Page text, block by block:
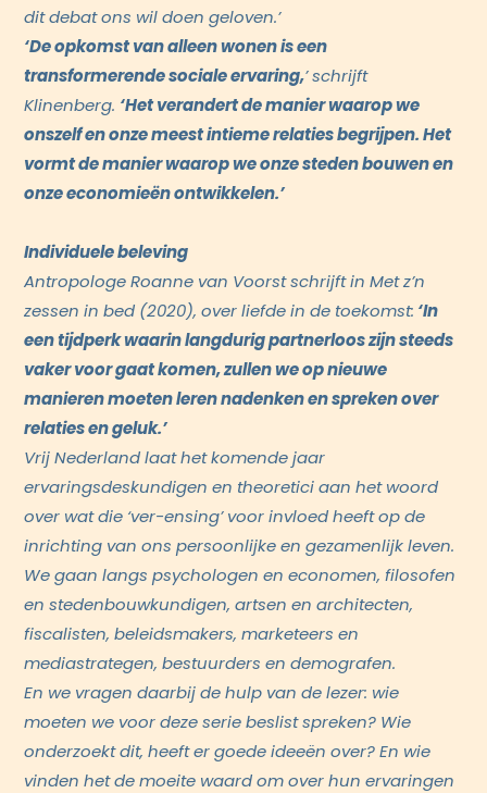
dit debat ons wil doen geloven.’
‘De opkomst van alleen wonen is een
transformerende sociale ervaring,’ schrijft
Klinenberg. ‘Het verandert de manier waarop we
onszelf en onze meest intieme relaties begrijpen. Het
vormt de manier waarop we onze steden bouwen en
onze economieën ontwikkelen.’
Individuele beleving
Antropologe Roanne van Voorst schrijft in Met z’n
zessen in bed (2020), over liefde in de toekomst: ‘In
een tijdperk waarin langdurig partnerloos zijn steeds
vaker voor gaat komen, zullen we op nieuwe
manieren moeten leren nadenken en spreken over
relaties en geluk.’
Vrij Nederland laat het komende jaar
ervaringsdeskundigen en theoretici aan het woord
over wat die ‘ver-ensing’voor invloed heeft op de
inrichting van ons persoonlijke en gezamenlijk leven.
We gaan langs psychologen en economen, filosofen
en stedenbouwkundigen, artsen en architecten,
fiscalisten, beleidsmakers, marketeers en
mediastrategen, bestuurders en demografen.
En we vragen daarbij de hulp van de lezer: wie
moeten we voor deze serie beslist spreken? Wie
onderzoekt dit, heeft er goede ideeën over? En wie
vinden het de moeite waard om over hun ervaringen